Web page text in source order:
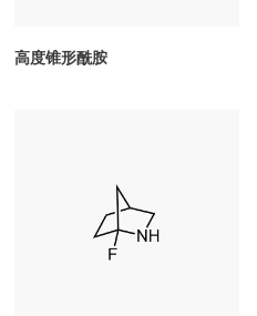
高度锥形酰胺